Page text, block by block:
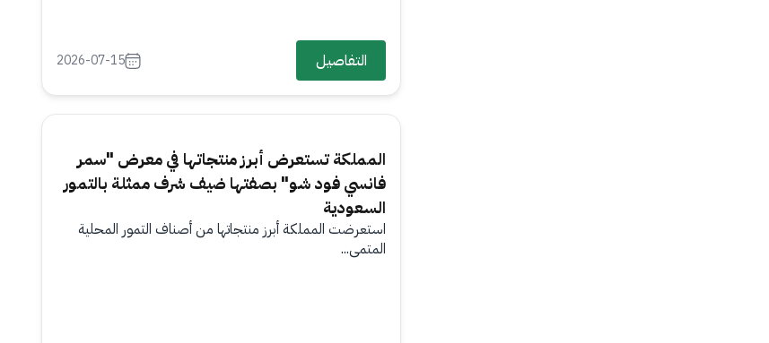
التفاصيل 2026-07-15
المملكة تستعرض أبرز منتجاتها في معرض "سمر
فانسي فود شو" بصفتها ضيف شرف ممثلة بالتمور
السعودية
استعرضت المملكة أبرز منتجاتها من أصناف التمور المحلية
المتمي...